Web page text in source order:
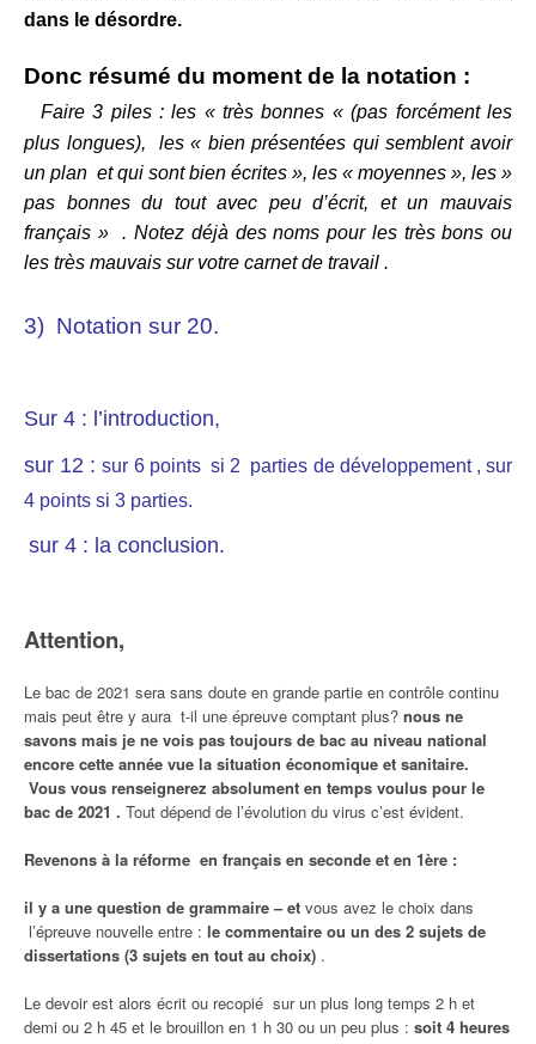
dans le désordre.
Donc résumé du moment de la notation :
Faire 3 piles : les « très bonnes « (pas forcément les
plus longues), les « bien présentées qui semblent avoir
un plan et qui sont bien écrites », les « moyennes », les »
pas bonnes du tout avec peu d’écrit, et un mauvais
français » . Notez déjà des noms pour les très bons ou
les très mauvais sur votre carnet de travail .
3) Notation sur 20.
Sur 4 : l’introduction,
sur 12 :sur 6 points si 2 parties de développement ,sur
4 points si 3 parties.
sur 4 : la conclusion.
Attention,
Le bac de 2021 sera sans doute en grande partie en contrôle continu
mais peut être y aura t-il une épreuve comptant plus? nous ne
savons mais je ne vois pas toujours de bac au niveau national
encore cette année vue la situation économique et sanitaire.
Vous vous renseignerez absolument en temps voulus pour le
bac de 2021 . Tout dépend de l’évolution du virus c’est évident.
Revenons à la réforme en français en seconde et en 1ère :
il y a une question de grammaire – et vous avez le choix dans
l’épreuve nouvelle entre : le commentaire ou un des 2 sujets de
dissertations (3 sujets en tout au choix) .
Le devoir est alors écrit ou recopié sur un plus long temps 2 h et
demi ou 2 h 45 et le brouillon en 1 h 30 ou un peu plus : soit 4 heures